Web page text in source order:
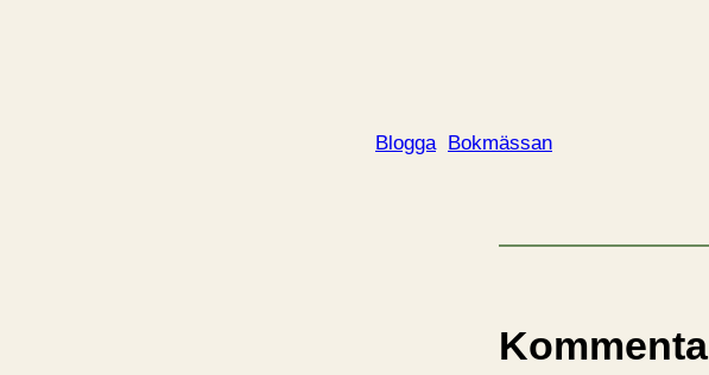
Blogga Bokmässan
Kommenta